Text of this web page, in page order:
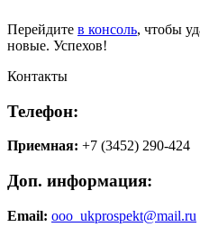
Перейдите в консоль, чтобы
новые. Успехов!
Контакты
Телефон:
Приемная: +7 (3452) 290-424
Доп. информация:
Email: ooo_ukprospekt@mail.ru